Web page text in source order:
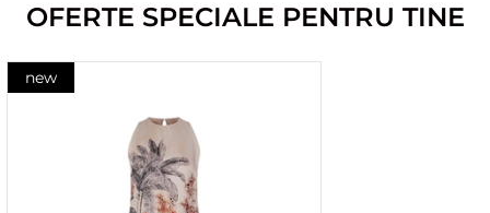
OFERTE SPECIALE PENTRU TINE
new